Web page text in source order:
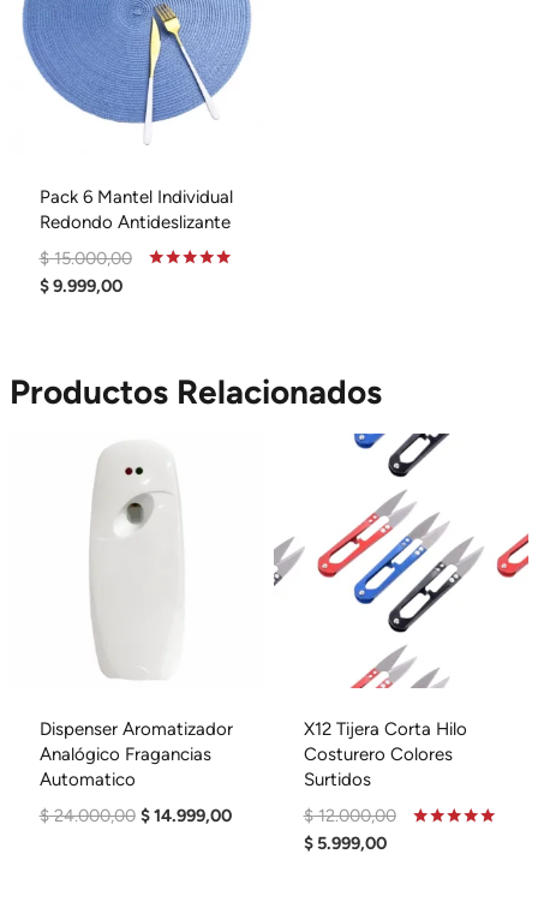
Pack 6 Mantel Individual
Redondo Antideslizante
$15.000,00El
$9.999,00El
$ 9.999,00.
Productos Relacionados
Dispenser Aromatizador
Analógico Fragancias
Automatico
$24.000,00 El
$14.999,00El
X12 Tijera Corta Hilo
Costurero Colores
Surtidos
$12.000,00El
$5.999,00El